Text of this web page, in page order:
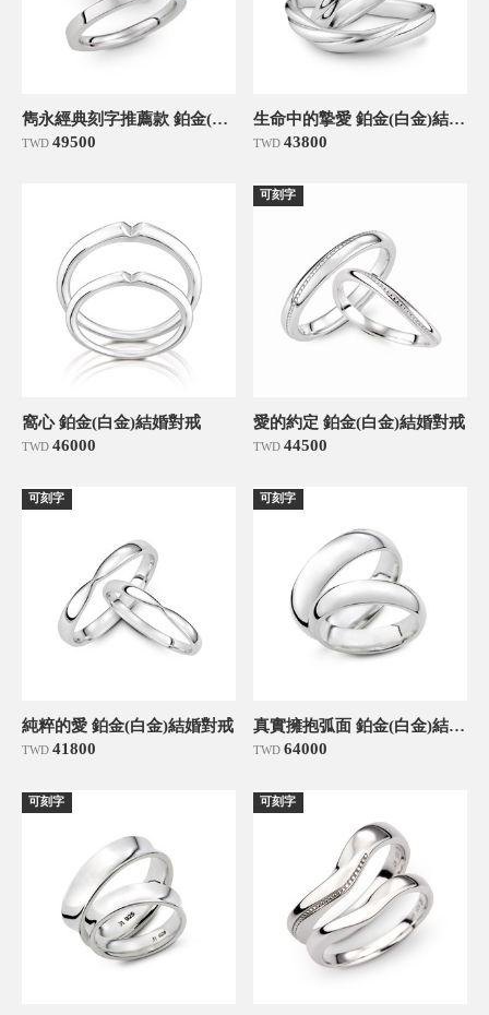
雋永經典刻字推薦款 鉑金(白金)結婚對戒
TWD 49500
生命中的摯愛 鉑金(白金)結婚對戒
TWD 43800
窩心 鉑金(白金)結婚對戒
TWD 46000
可刻字
愛的約定 鉑金(白金)結婚對戒
TWD 44500
可刻字
純粹的愛 鉑金(白金)結婚對戒
TWD 41800
可刻字
真實擁抱弧面 鉑金(白金)結婚對戒
TWD 64000
可刻字 可刻字